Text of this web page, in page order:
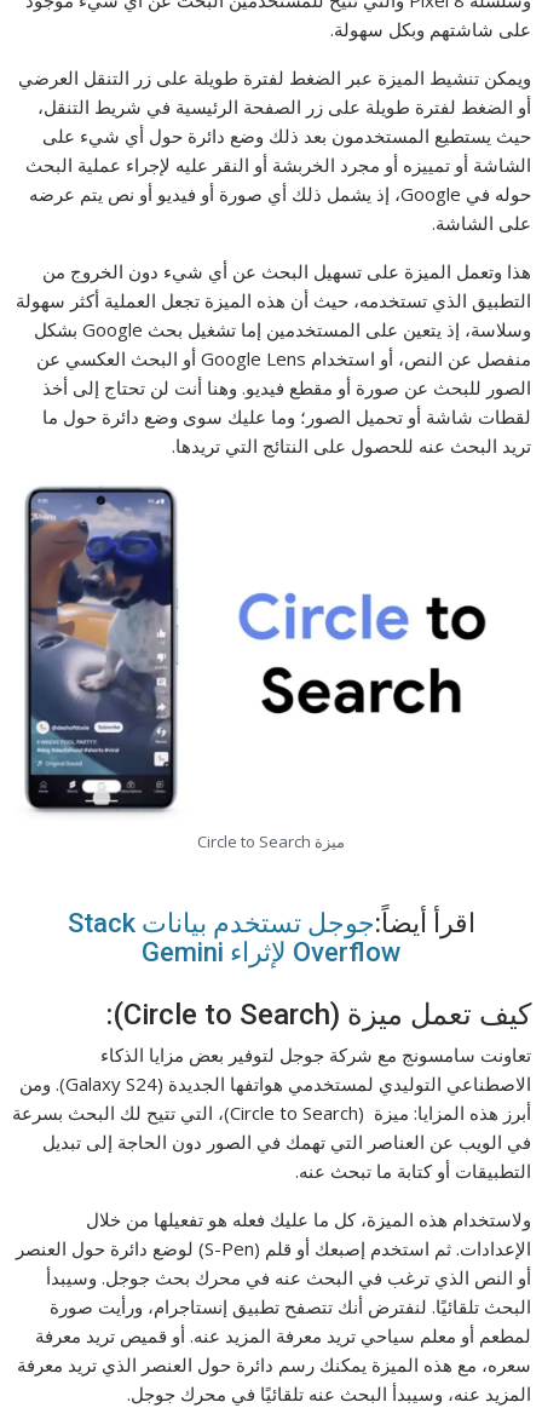
على شاشتهم وبكل سهولة.
ويمكن تنشيط الميزة عبر الضغط لفترة طويلة على زر التنقل العرضي
أو الضغط لفترة طويلة على زر الصفحة الرئيسية في شريط التنقل،
حيث يستطيع المستخدمون بعد ذلك وضع دائرة حول أي شيء على
الشاشة أو تمييزه أو مجرد الخربشة أو النقر عليه لإجراء عملية البحث
حوله في Google، إذ يشمل ذلك أي صورة أو فيديو أو نص يتم عرضه
على الشاشة.
هذا وتعمل الميزة على تسهيل البحث عن أي شيء دون الخروج من
التطبيق الذي تستخدمه، حيث أن هذه الميزة تجعل العملية أكثر سهولة
وسلاسة، إذ يتعين على المستخدمين إما تشغيل بحث Google بشكل
منفصل عن النص، أو استخدام Google Lens أو البحث العكسي عن
الصور للبحث عن صورة أو مقطع فيديو. وهنا أنت لن تحتاج إلى أخذ
لقطات شاشة أو تحميل الصور؛ وما عليك سوى وضع دائرة حول ما
تريد البحث عنه للحصول على النتائج التي تريدها.
ميزة Circle to Search
اقرأ أيضاً:
جوجل تستخدم بيانات Stack
Overflow لإثراء Gemini
كيف تعمل ميزة (Circle to Search):
تعاونت سامسونج مع شركة جوجل لتوفير بعض مزايا الذكاء
الاصطناعي التوليدي لمستخدمي هواتفها الجديدة (Galaxy S24). ومن
أبرز هذه المزايا: ميزة (Circle to Search)، التي تتيح لك البحث بسرعة
في الويب عن العناصر التي تهمك في الصور دون الحاجة إلى تبديل
التطبيقات أو كتابة ما تبحث عنه.
ولاستخدام هذه الميزة، كل ما عليك فعله هو تفعيلها من خلال
الإعدادات. ثم استخدم إصبعك أو قلم (S-Pen) لوضع دائرة حول العنصر
أو النص الذي ترغب في البحث عنه في محرك بحث جوجل. وسيبدأ
البحث تلقائيًا. لنفترض أنك تتصفح تطبيق إنستاجرام، ورأيت صورة
لمطعم أو معلم سياحي تريد معرفة المزيد عنه. أو قميص تريد معرفة
سعره، مع هذه الميزة يمكنك رسم دائرة حول العنصر الذي تريد معرفة
المزيد عنه، وسيبدأ البحث عنه تلقائيًا في محرك جوجل.